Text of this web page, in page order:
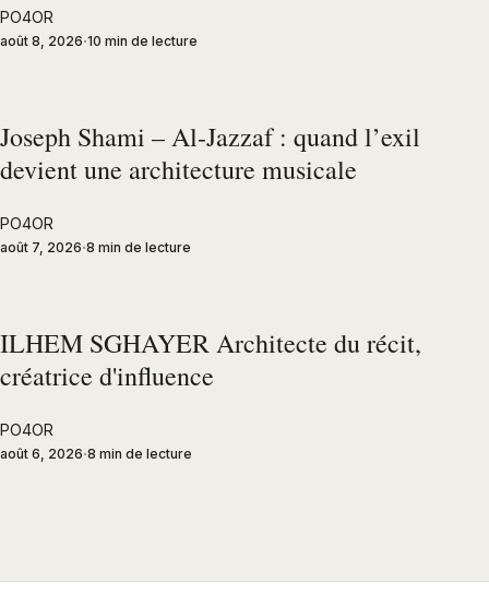
PO4OR
août 8, 2026 10 min de lecture
Joseph Shami – Al-Jazzaf : quand l’exil
devient une architecture musicale
PO4OR
août 7, 2026 8 min de lecture
ILHEM SGHAYER Architecte du récit,
créatrice d'influence
PO4OR
août 6, 2026 8 min de lecture